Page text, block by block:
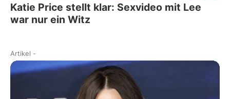
Katie Price stellt klar: Sexvideo mit Lee
war nur ein Witz
Artikel -